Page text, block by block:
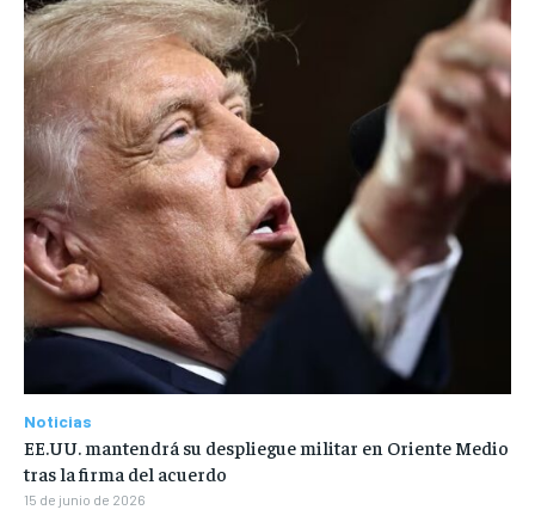
Noticias
EE.UU. mantendrá su despliegue militar en Oriente Medio
tras la firma del acuerdo
15 de junio de 2026